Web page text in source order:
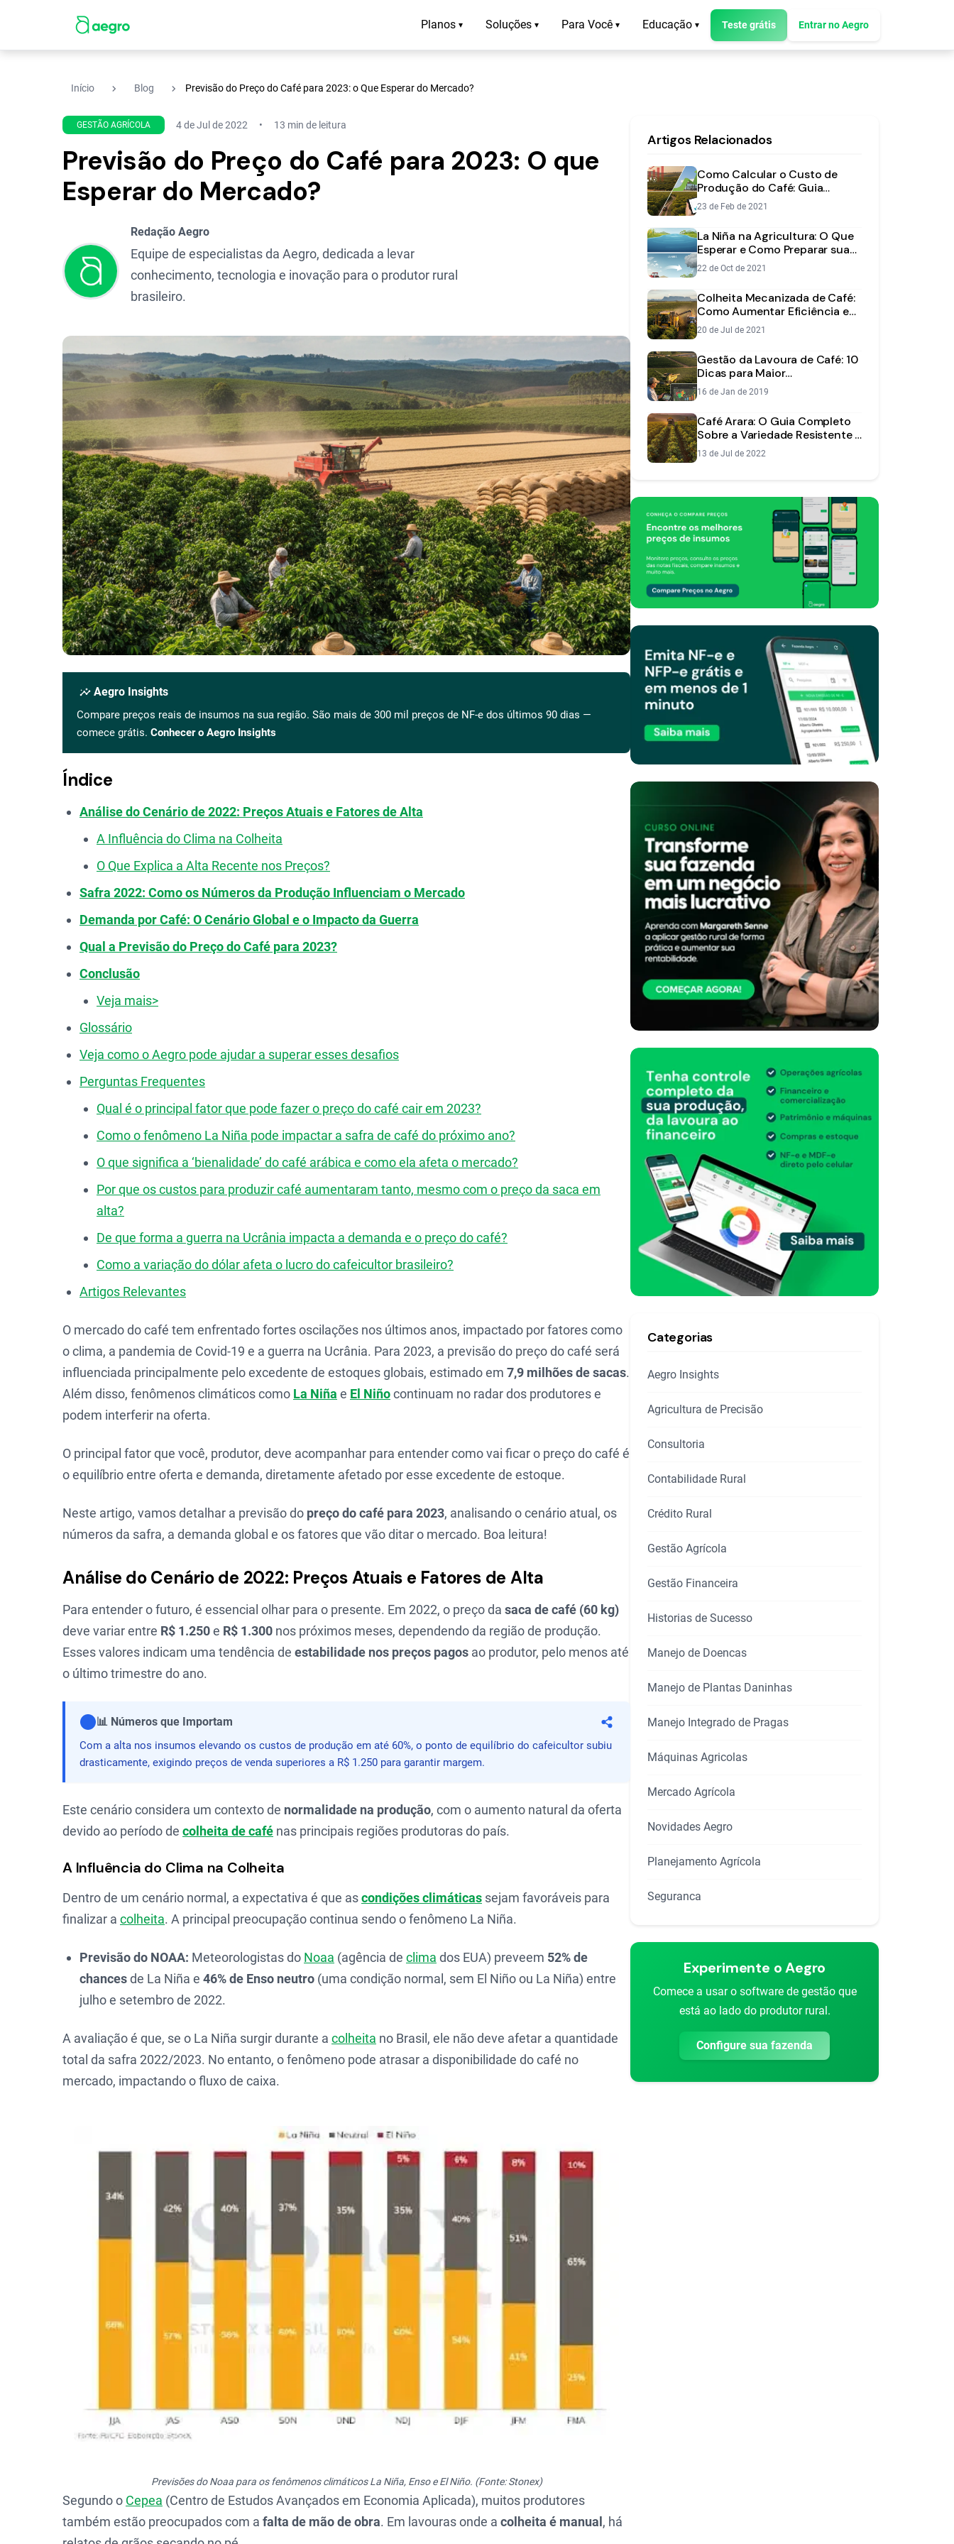
Planos ▾ Soluções ▾ Para Você ▾ Educação ▾ Teste grátis Entrar no Aegro
Início navigate_next Blog navigate_next Previsão do Preço do Café para 2023: o Que Esperar do Mercado?
GESTÃO AGRÍCOLA 4 de Jul de 2022 13 min de leitura
Previsão do Preço do Café para 2023: O que
Esperar do Mercado?
Redação Aegro
Equipe de especialistas da Aegro, dedicada a levar
conhecimento, tecnologia e inovação para o produtor rural
brasileiro.
insights Aegro Insights
Compare preços reais de insumos na sua região. São mais de 300 mil preços de NF-e dos últimos 90 dias —
comece grátis. Conhecer o Aegro Insights
Índice
Análise do Cenário de 2022: Preços Atuais e Fatores de Alta
A Influência do Clima na Colheita
O Que Explica a Alta Recente nos Preços?
Safra 2022: Como os Números da Produção Influenciam o Mercado
Demanda por Café: O Cenário Global e o Impacto da Guerra
Qual a Previsão do Preço do Café para 2023?
Conclusão
Veja mais>
Glossário
Veja como o Aegro pode ajudar a superar esses desafios
Perguntas Frequentes
Qual é o principal fator que pode fazer o preço do café cair em 2023?
Como o fenômeno La Niña pode impactar a safra de café do próximo ano?
O que significa a ‘bienalidade’ do café arábica e como ela afeta o mercado?
Por que os custos para produzir café aumentaram tanto, mesmo com o preço da saca em
alta?
De que forma a guerra na Ucrânia impacta a demanda e o preço do café?
Como a variação do dólar afeta o lucro do cafeicultor brasileiro?
Artigos Relevantes
O mercado do café tem enfrentado fortes oscilações nos últimos anos, impactado por fatores como
o clima, a pandemia de Covid-19 e a guerra na Ucrânia. Para 2023, a previsão do preço do café será
influenciada principalmente pelo excedente de estoques globais, estimado em 7,9 milhões de sacas.
Além disso, fenômenos climáticos como La Niña e El Niñocontinuam no radar dos produtores e
podem interferir na oferta.
O principal fator que você, produtor, deve acompanhar para entender como vai ficar o preço do café é
o equilíbrio entre oferta e demanda, diretamente afetado por esse excedente de estoque.
Neste artigo, vamos detalhar a previsão do preço do café para 2023, analisando o cenário atual, os
números da safra, a demanda global e os fatores que vão ditar o mercado. Boa leitura!
Análise do Cenário de 2022: Preços Atuais e Fatores de Alta
Para entender o futuro, é essencial olhar para o presente. Em 2022, o preço da saca de café (60 kg)
deve variar entre R$ 1.250e R$ 1.300 nos próximos meses, dependendo da região de produção.
Esses valores indicam uma tendência de estabilidade nos preços pagos ao produtor, pelo menos até
o último trimestre do ano.
📊 Números que Importam
Compartilhar
Com a alta nos insumos elevando os custos de produção em até 60%, o ponto de equilíbrio do cafeicultor subiu
drasticamente, exigindo preços de venda superiores a R$ 1.250 para garantir margem.
Este cenário considera um contexto de normalidade na produção, com o aumento natural da oferta
devido ao período de colheita de café nas principais regiões produtoras do país.
A Influência do Clima na Colheita
Dentro de um cenário normal, a expectativa é que ascondições climáticas sejam favoráveis para
finalizar a colheita. A principal preocupação continua sendo o fenômeno La Niña.
Previsão do NOAA: Meteorologistas do Noaa (agência de clima dos EUA) preveem 52% de
chancesde La Niña e 46% de Enso neutro (uma condição normal, sem El Niño ou La Niña) entre
julho e setembro de 2022.
A avaliação é que, se o La Niña surgir durante a colheita no Brasil, ele não deve afetar a quantidade
total da safra 2022/2023. No entanto, o fenômeno pode atrasar a disponibilidade do café no
mercado, impactando o fluxo de caixa.
Previsões do Noaa para os fenômenos climáticos La Niña, Enso e El Niño. (Fonte: Stonex)
Segundo o Cepea (Centro de Estudos Avançados em Economia Aplicada), muitos produtores
também estão preocupados com a falta de mão de obra. Em lavouras onde a colheita é manual, há
Artigos Relacionados
Como Calcular o Custo de
Produção do Café: Guia
Completo e Prático
23 de Feb de 2021
La Niña na Agricultura: O Que
Esperar e Como Preparar sua
Lavoura
22 de Oct de 2021
Colheita Mecanizada de Café:
Como Aumentar Eficiência e
Reduzir Custos
20 de Jul de 2021
Gestão da Lavoura de Café: 10
Dicas para Maior
Produtividade e Lucro
16 de Jan de 2019
Café Arara: O Guia Completo
Sobre a Variedade Resistente e
Produtiva
13 de Jul de 2022
Categorias
Aegro Insights
Agricultura de Precisão
Consultoria
Contabilidade Rural
Crédito Rural
Gestão Agrícola
Gestão Financeira
Historias de Sucesso
Manejo de Doencas
Manejo de Plantas Daninhas
Manejo Integrado de Pragas
Máquinas Agricolas
Mercado Agrícola
Novidades Aegro
Planejamento Agrícola
Seguranca
Experimente o Aegro
Comece a usar o software de gestão que
está ao lado do produtor rural.
Configure sua fazenda